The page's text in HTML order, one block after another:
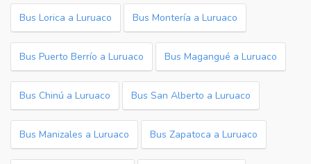
Bus Lorica a Luruaco Bus Montería a Luruaco
Bus Puerto Berrío a Luruaco Bus Magangué a Luruaco
Bus Chinú a Luruaco Bus San Alberto a Luruaco
Bus Manizales a Luruaco Bus Zapatoca a Luruaco